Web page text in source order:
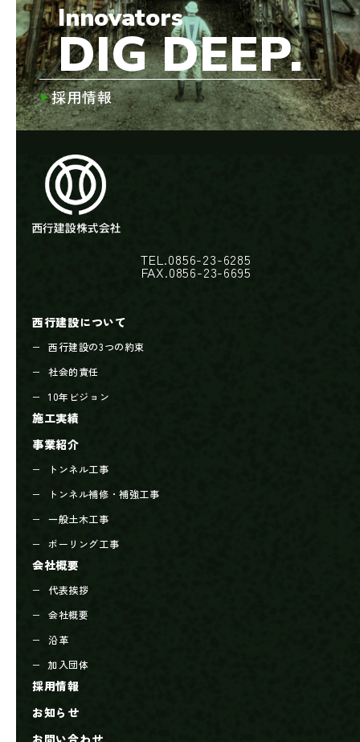
Innovators
DIG DEEP.
採用情報
TEL.0856-23-6285
FAX.0856-23-6695
西行建設について
西行建設の3つの約束
社会的責任
10年ビジョン
施工実績
事業紹介
トンネル工事
トンネル補修・補強工事
一般土木工事
ボーリング工事
会社概要
代表挨拶
会社概要
沿革
加入団体
採用情報
お知らせ